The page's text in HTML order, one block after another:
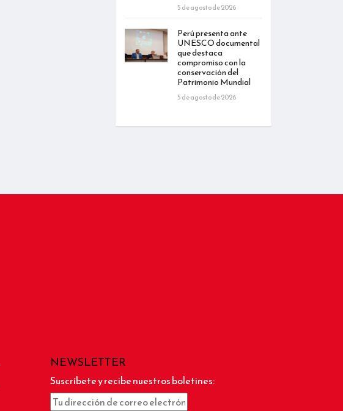
5 de agosto de 2026
Perú presenta ante
UNESCO documental
que destaca
compromiso con la
conservación del
Patrimonio Mundial
5 de agosto de 2026
NEWSLETTER
Suscríbete y recibe nuestros boletines: